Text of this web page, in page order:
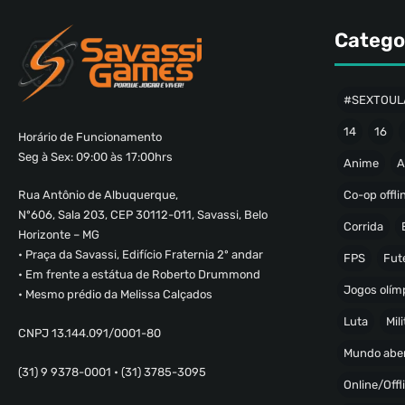
Horário de Funcionamento
Seg à Sex: 09:00 às 17:00hrs
Rua Antônio de Albuquerque,
Nº606, Sala 203, CEP 30112-011, Savassi, Belo
Horizonte – MG
• Praça da Savassi, Edifício Fraternia 2º andar
• Em frente a estátua de Roberto Drummond
• Mesmo prédio da Melissa Calçados
CNPJ 13.144.091/0001-80
(31) 9 9378-0001 • (31) 3785-3095
14 16
Anime
Co-op
Corrida
FPS
Jogos
Luta
Mundo
Online/